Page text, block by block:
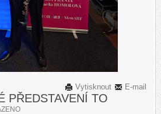
E-mail
Vytisknout
PŘEDSTAVENÍ TO